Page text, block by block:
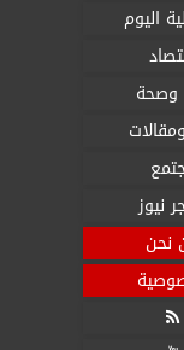
اليوم
نيوز
نحن
